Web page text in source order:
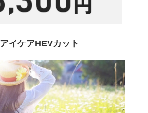
アイケアHEVカット